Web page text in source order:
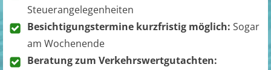
Steuerangelegenheiten
Besichtigungstermine kurzfristig möglich: Sogar
am Wochenende
Beratung zum Verkehrswertgutachten: